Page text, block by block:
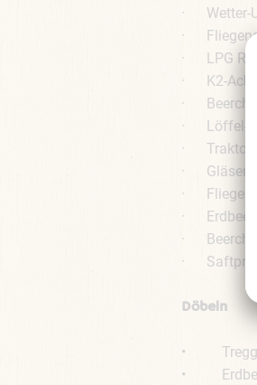
· Wetter-
·
· LPG
· K2-
·
· Löffel-
·
· Gläser-
·
· Erdbeer-
·
·
Döbeln
•
•